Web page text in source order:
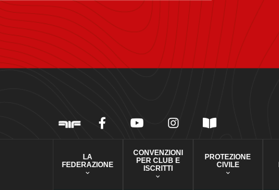
LA
FEDERAZIONE
CONVENZIONI
PER CLUB E
ISCRITTI
PROTEZIONE
CIVILE